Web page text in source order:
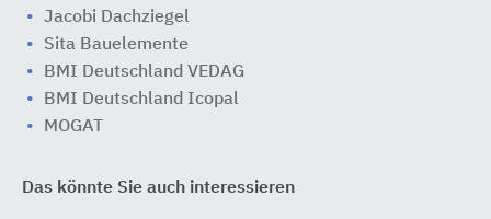
Jacobi Dachziegel
Sita Bauelemente
BMI Deutschland VEDAG
BMI Deutschland Icopal
MOGAT
Das könnte Sie auch interessieren